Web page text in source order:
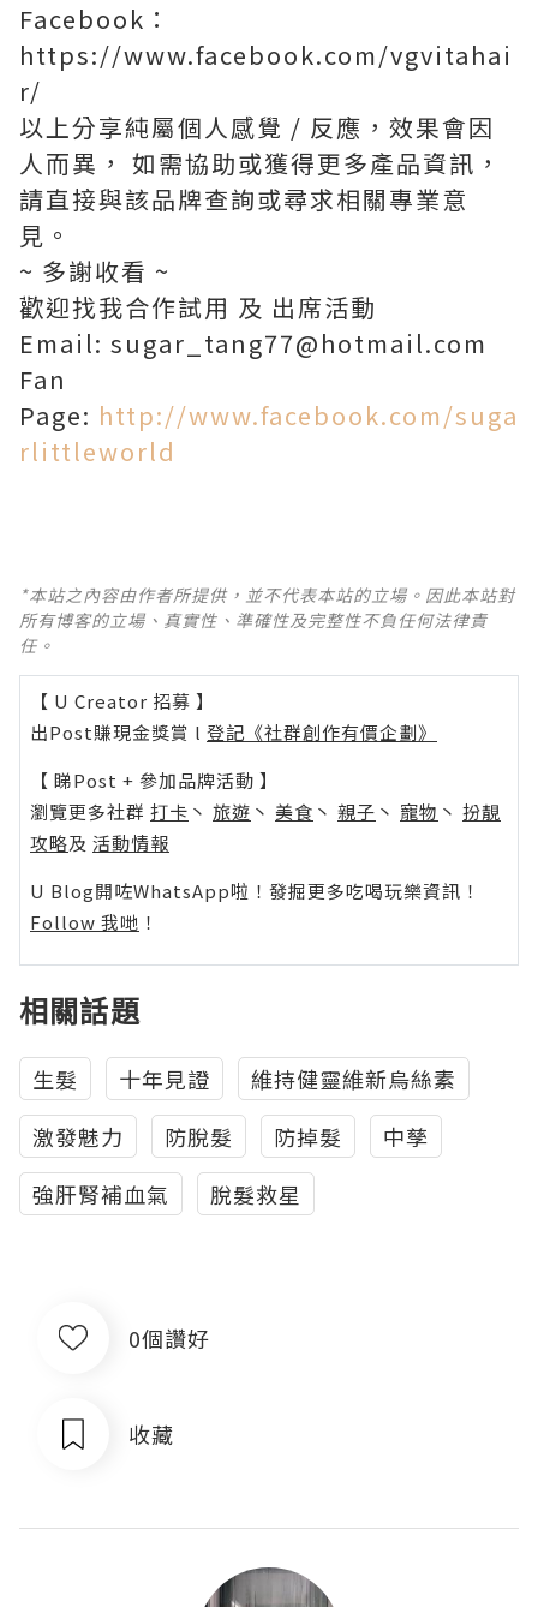
Facebook：
https://www.facebook.com/vgvitahai
r/
以上分享純屬個人感覺 / 反應，效果會因
人而異， 如需協助或獲得更多產品資訊，
請直接與該品牌查詢或尋求相關專業意
見。
~ 多謝收看 ~
歡迎找我合作試用 及 出席活動
Email: sugar_tang77@hotmail.com
Fan
Page: http://www.facebook.com/suga
rlittleworld
*本站之內容由作者所提供，並不代表本站的立場。因此本站對
所有博客的立場、真實性、準確性及完整性不負任何法律責
任。
【 U Creator 招募 】
出Post賺現金獎賞 l 登記《社群創作有價企劃》
【 睇Post + 參加品牌活動 】
瀏覽更多社群 打卡 丶 旅遊 丶 美食 丶 親子 丶 寵物 丶 扮靚
攻略及 活動情報
U Blog開咗WhatsApp啦！發掘更多吃喝玩樂資訊！
Follow 我哋 ！
相關話題
生髮 十年見證
維持健靈維新烏絲素
激發魅力
防脫髮 防掉髮
中孳
強肝腎補血氣
脫髮救星
0個讚好
收藏